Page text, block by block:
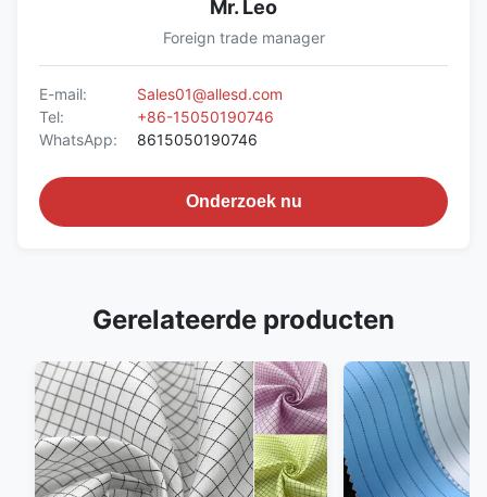
Mr. Leo
Foreign trade manager
E-mail:
Sales01@allesd.com
Tel:
+86-15050190746
WhatsApp:
8615050190746
Onderzoek nu
Gerelateerde producten